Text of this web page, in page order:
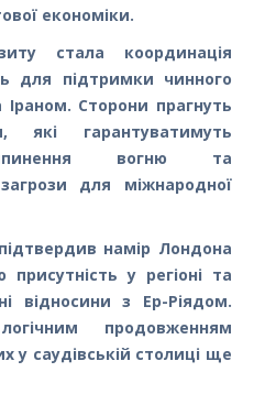
економіки.
стала координація
для підтримки чинного
Сторони прагнуть
які гарантуватимуть
вогню та
для міжнародної
намір Лондона
у регіоні та
відносини з Ер-Ріядом.
продовженням
у саудівській столиці ще